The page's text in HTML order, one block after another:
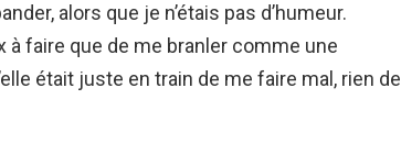
alors que je n’étais pas d’humeur.
à faire que de me branler comme une
était juste en train de me faire mal, rien de